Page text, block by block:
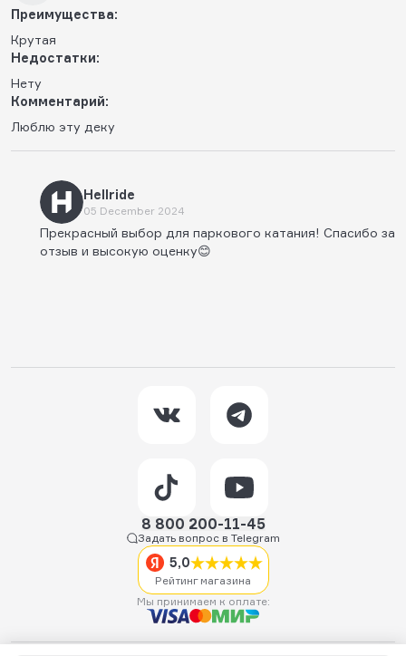
Преимущества:
Крутая
Недостатки:
Нету
Комментарий:
Люблю эту деку
Hellride
05 December 2024
Прекрасный выбор для паркового катания! Спасибо за
отзыв и высокую оценку😊
8 800 200-11-45
Задать вопрос в Telegram
5,0
Рейтинг магазина
Мы принимаем к оплате: